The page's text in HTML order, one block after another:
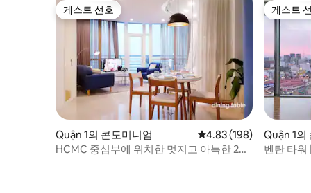
게스트 선호
게스트 선호
Quận 1의 콘도미니엄 평점 4.83점(5점 만점),
4.83 (198)
HCMC 중심부에 위치한 멋지고 아늑한 2
게스트
게스트
Quận 1의
벤탄 타워